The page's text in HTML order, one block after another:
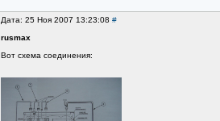
Дата: 25 Ноя 2007 13:23:08 #
rusmax
Вот схема соединения: